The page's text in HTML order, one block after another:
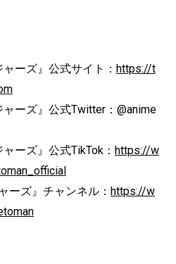
ーズ』公式サイト： https://t
ーズ』公式Twitter：@anime
ーズ』公式TikTok： https://w
ーズ』チャンネル： https://w